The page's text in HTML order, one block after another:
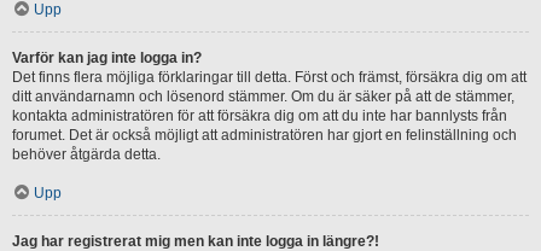
Upp
Varför kan jag inte logga in?
Det finns flera möjliga förklaringar till detta. Först och främst, försäkra dig om att
ditt användarnamn och lösenord stämmer. Om du är säker på att de stämmer,
kontakta administratören för att försäkra dig om att du inte har bannlysts från
forumet. Det är också möjligt att administratören har gjort en felinställning och
behöver åtgärda detta.
Upp
Jag har registrerat mig men kan inte logga in längre?!